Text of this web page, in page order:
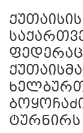
ტურნირს